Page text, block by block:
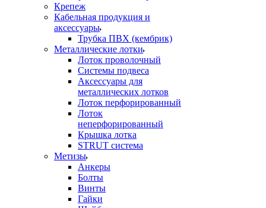
Крепеж
Кабельная продукция и
аксессуары
Трубка ПВХ (кембрик)
Металлические лотки
Лоток проволочный
Системы подвеса
Аксессуары для
металлических лотков
Лоток перфорированный
Лоток
неперфорированный
Крышка лотка
STRUT система
Метизы
Анкеры
Болты
Винты
Гайки